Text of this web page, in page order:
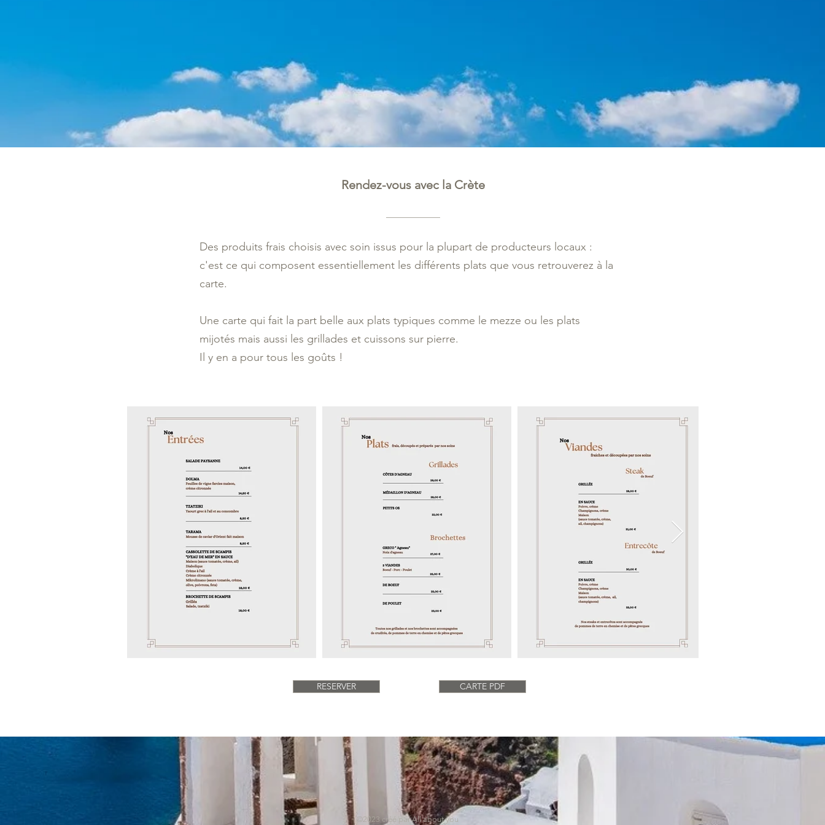
Rendez-vous avec la Crète
Des produits frais choisis avec soin issus pour la plupart de producteurs locaux :
c'est ce qui composent essentiellement les différents plats que vous retrouverez à la
carte.
Une carte qui fait la part belle aux plats typiques comme le mezze ou les plats
mijotés mais aussi les grillades et cuissons sur pierre.
Il y en a pour tous les goûts !
RESERVER CARTE PDF
©2023 créé par All about you